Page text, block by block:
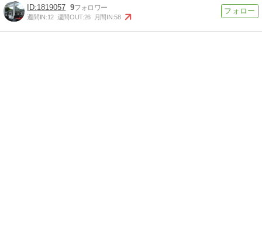
1819057 9
週間IN:12 週間OUT:26 月間IN:58